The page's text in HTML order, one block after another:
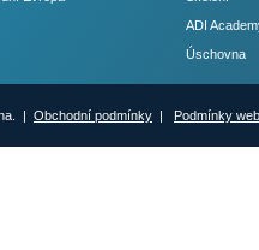
ADI
Úschovna
| Obchodní podmínky | Podmínky